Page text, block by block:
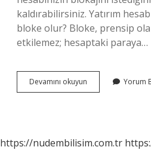
kaldırabilirsiniz. Yatırım
bloke olur? Bloke, prensip
etkilemez; hesaptaki paraya…
Devamını okuyun
Senedi
Yorum
https://nudembilisim.com.tr